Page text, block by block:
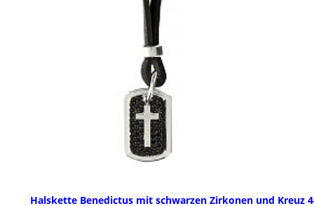
Halskette Benedictus mit schwarzen Zirkonen und Kreuz